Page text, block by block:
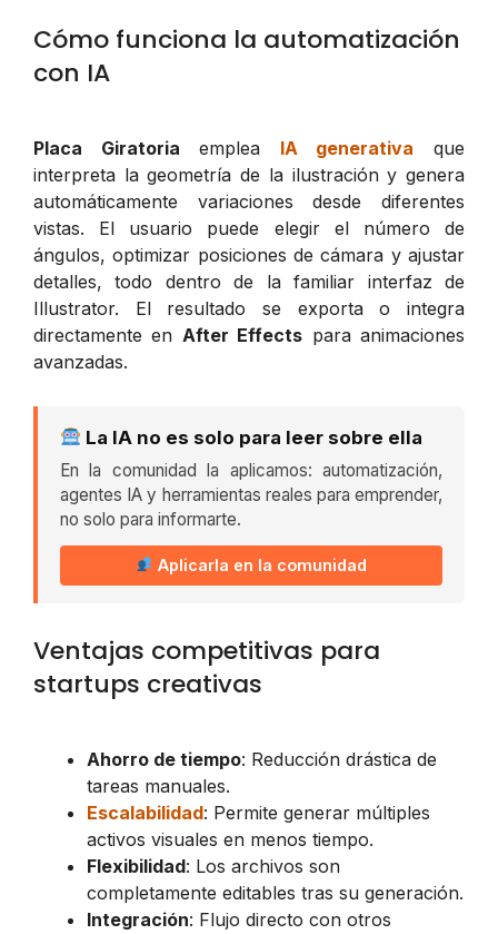
Cómo funciona la automatización
con IA
Placa Giratoria emplea IA generativa que
interpreta la geometría de la ilustración y genera
automáticamente variaciones desde diferentes
vistas. El usuario puede elegir el número de
ángulos, optimizar posiciones de cámara y ajustar
detalles, todo dentro de la familiar interfaz de
Illustrator. El resultado se exporta o integra
directamente en After Effects para animaciones
avanzadas.
La IA no es solo para leer sobre ella
En la comunidad la aplicamos: automatización,
agentes IA y herramientas reales para emprender,
no solo para informarte.
Aplicarla en la comunidad
Ventajas competitivas para
startups creativas
Ahorro de tiempo: Reducción drástica de
tareas manuales.
Escalabilidad: Permite generar múltiples
activos visuales en menos tiempo.
Flexibilidad: Los archivos son
completamente editables tras su generación.
Integración: Flujo directo con otros